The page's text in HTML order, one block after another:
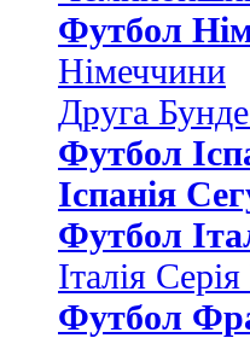
Футбол
Німеччини
Друга
Футбол
Іспанія
Футбол
Італія
Футбол